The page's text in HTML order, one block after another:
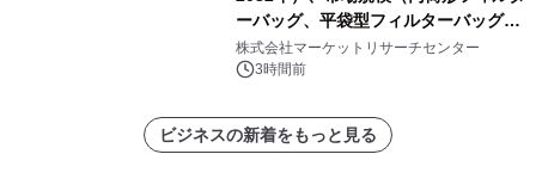
ーバッグ、平袋型フィルターバッグ、
プリーツフィルターバッグ、その
他）・分析レポートを発表
株式会社マーケットリサーチセンター
3時間前
ビジネスの新着をもっと見る